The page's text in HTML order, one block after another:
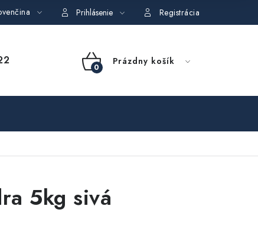
Obchodné podmienky požičovne náradia
Prihlásenie Registrácia
NÁKUPNÝ
Prázdny košík
5kg sivá